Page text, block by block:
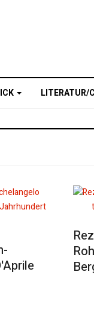
LITERATUR/